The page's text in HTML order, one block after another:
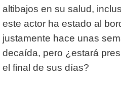
altibajos en su salud,
este actor ha estado al
justamente hace unas
decaída, pero ¿estará
el final de sus días?